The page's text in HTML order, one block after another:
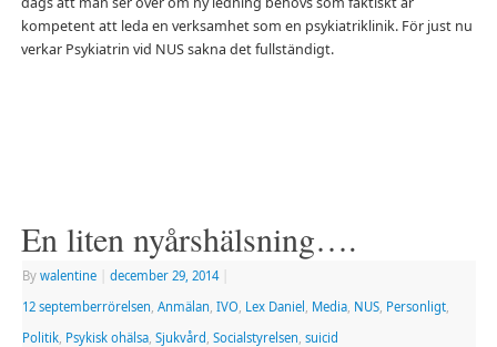
kompetent att leda en verksamhet som en psykiatriklinik. För just nu
verkar Psykiatrin vid NUS sakna det fullständigt.
En liten nyårshälsning….
By walentine december 29, 2014
12 septemberrörelsen Anmälan IVO, Lex Daniel Media, NUS, Personligt,
Politik, Psykisk ohälsa, Sjukvård Socialstyrelsen suicid